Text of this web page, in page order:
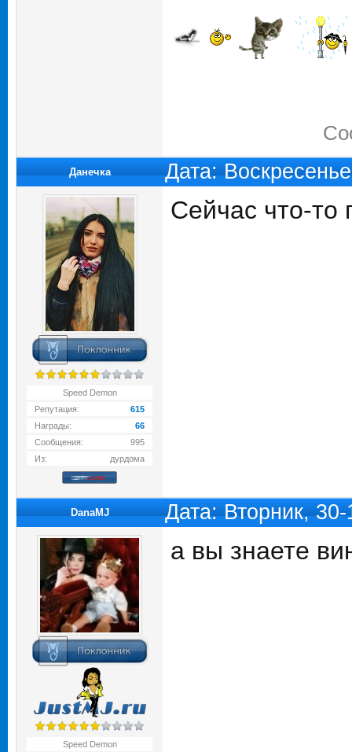
Данечка Дата:
Speed Demon
Репутация:
615
Награды:
66
Сообщения:
995
Из:
дурдома
Сейчас что-
DanaMJ Дата: Вторник,
Speed Demon
а вы знаете